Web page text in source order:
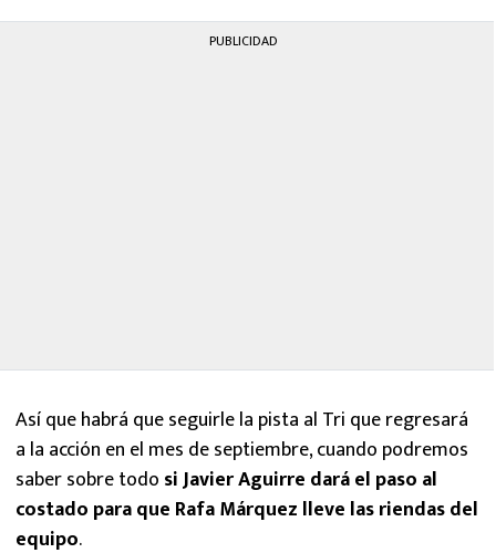
PUBLICIDAD
Así que habrá que seguirle la pista al Tri que regresará
a la acción en el mes de septiembre, cuando podremos
saber sobre todo si Javier Aguirre dará el paso al
costado para que Rafa Márquez lleve las riendas del
equipo.